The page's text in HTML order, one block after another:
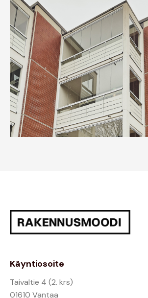
Käyntiosoite
Taivaltie 4 (2. krs)
01610 Vantaa